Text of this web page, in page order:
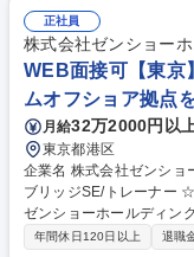
グ・企画部門と連携し、
びサポート業務■サービ
善および売上向上に向け
の効果検証 募集職種 【データアナリスト/Yahoo!ショッピング】大規模E
Cサービスの購買データ
正社員
株式会社ゼンショー
WEB面接可【東
ムオフショア拠点
月給32万2000円以
東京都港区
企業名 株式会社ゼンショーホールディン
ブリッジSE/トレーナー ☆ベト
ゼンショーホールディン
ョア拠点であるゼンショ
年間休日120日以上 退職